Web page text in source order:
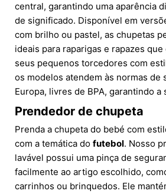
central, garantindo uma aparência
de significado. Disponível em
com brilho ou pastel, as chupetas
ideais para raparigas e rapazes
seus pequenos torcedores com
os modelos atendem às normas de
Europa, livres de BPA, garantindo a
Prendedor de chupeta
Prenda a chupeta do bebé com
com a temática do futebol. Nosso
lavável possui uma pinça de
facilmente ao artigo escolhido,
carrinhos ou brinquedos. Ele